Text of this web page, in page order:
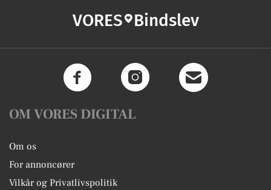
VORES Bindslev
OM VORES DIGITAL
Om os
For annoncører
Vilkår og Privatlivspolitik